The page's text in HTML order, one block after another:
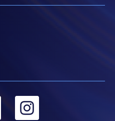
转 转